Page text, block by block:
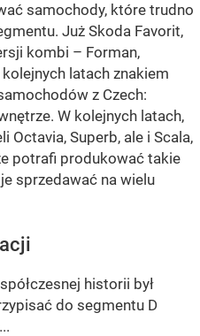
samochody, które trudno
Już Skoda Favorit,
kombi – Forman,
latach znakiem
z Czech:
W kolejnych latach,
Octavia, Superb, ale i Scala,
potrafi produkować takie
sprzedawać na wielu
historii był
do segmentu D